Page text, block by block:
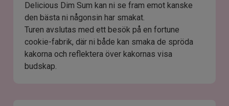
Delicious Dim Sum kan ni se fram emot kanske
den bästa ni någonsin har smakat.
Turen avslutas med ett besök på en fortune
cookie-fabrik, där ni både kan smaka de spröda
kakorna och reflektera över kakornas visa
budskap.